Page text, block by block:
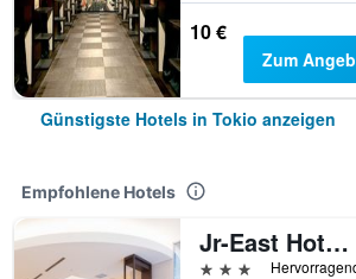
10 €
Zum
Günstigste Hotels in Tokio anzeigen
Empfohlene Hotels
Jr-East Hotel Mets Mejiro
3 Sterne